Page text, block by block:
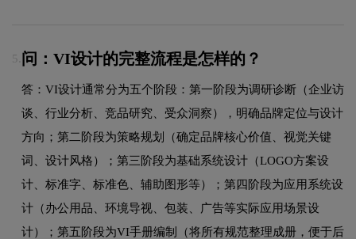
5. 问：VI设计的完整流程是怎样的？
答：VI设计通常分为五个阶段：第一阶段为调研诊断（企业访
谈、行业分析、竞品研究、受众洞察），明确品牌定位与设计
方向；第二阶段为策略规划（确定品牌核心价值、视觉关键
词、设计风格）；第三阶段为基础系统设计（LOGO方案设
计、标准字、标准色、辅助图形等）；第四阶段为应用系统设
计（办公用品、环境导视、包装、广告等实际应用场景设
计）；第五阶段为VI手册编制（将所有规范整理成册，便于后